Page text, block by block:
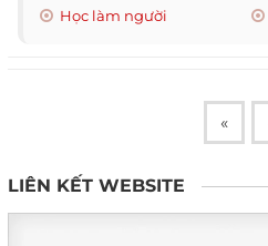
Học làm người
«
LIÊN KẾT WEBSITE